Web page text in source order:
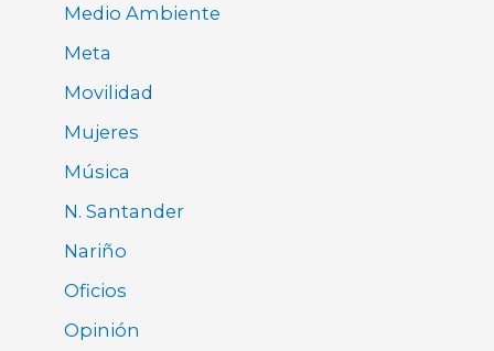
Medio Ambiente
Meta
Movilidad
Mujeres
Música
N. Santander
Nariño
Oficios
Opinión